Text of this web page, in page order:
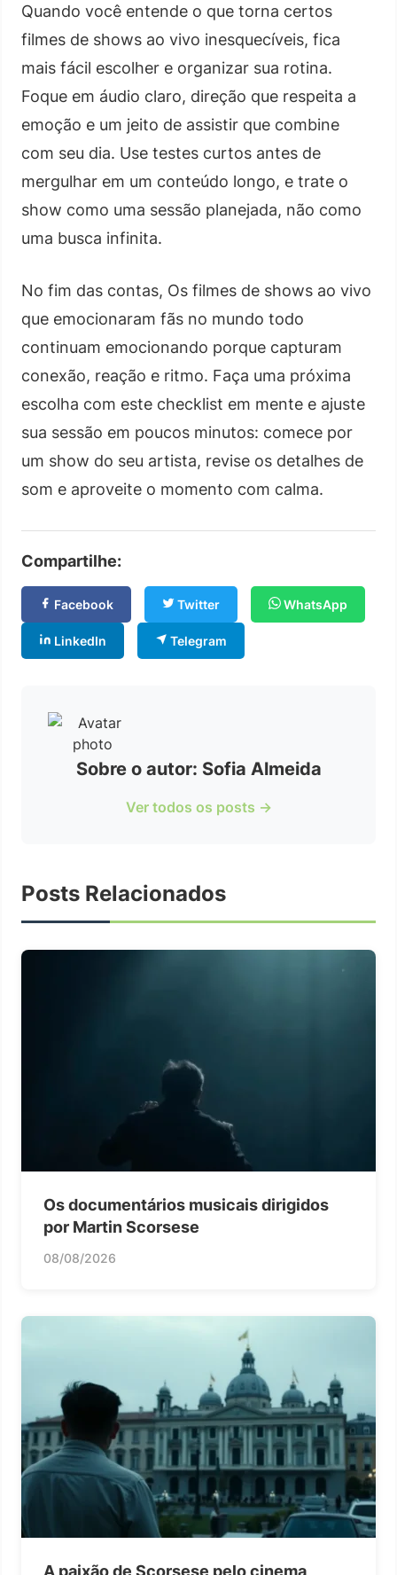
Quando você entende o que torna certos
filmes de shows ao vivo inesquecíveis, fica
mais fácil escolher e organizar sua rotina.
Foque em áudio claro, direção que respeita a
emoção e um jeito de assistir que combine
com seu dia. Use testes curtos antes de
mergulhar em um conteúdo longo, e trate o
show como uma sessão planejada, não como
uma busca infinita.
No fim das contas, Os filmes de shows ao vivo
que emocionaram fãs no mundo todo
continuam emocionando porque capturam
conexão, reação e ritmo. Faça uma próxima
escolha com este checklist em mente e ajuste
sua sessão em poucos minutos: comece por
um show do seu artista, revise os detalhes de
som e aproveite o momento com calma.
Compartilhe:
Facebook Twitter WhatsApp
LinkedIn Telegram
Sobre o autor: Sofia Almeida
Ver todos os posts →
Posts Relacionados
Os documentários musicais dirigidos
por Martin Scorsese
08/08/2026
A paixão de Scorsese pelo cinema